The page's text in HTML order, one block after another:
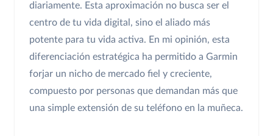
diariamente. Esta aproximación no busca ser el
centro de tu vida digital, sino el aliado más
potente para tu vida activa. En mi opinión, esta
diferenciación estratégica ha permitido a Garmin
forjar un nicho de mercado fiel y creciente,
compuesto por personas que demandan más que
una simple extensión de su teléfono en la muñeca.